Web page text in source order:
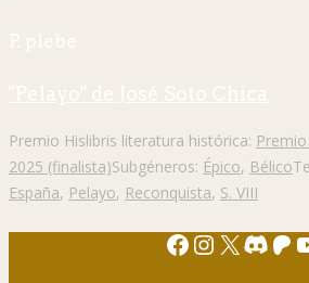
P. plebe
"Pelayo" de José Soto Chica
Premio Hislibris literatura histórica:
2025 (finalista)Subgéneros: Épico, Bélico
España, Pelayo, Reconquista, S. VIII
Facebook
X